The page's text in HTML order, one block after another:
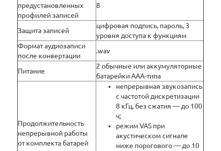
предустановленных
профилей записей
8
Защита записей
цифровая подпись, пароль, 3
уровня доступа к функциям
Формат аудиозаписи
после конвертации
.wav
Питание
2 обычные или аккумуляторные
батарейки ААА-типа
Продолжительность
непрерывной работы
от комплекта батарей
непрерывная звукозапись
с частотой дискретизации
8 кГц, без сжатия — до 100
ч;
режим VAS при
акустическом сигнале
ниже порогового — до 10